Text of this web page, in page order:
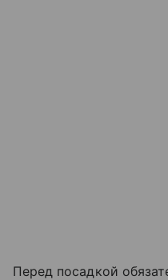
Перед посадкой